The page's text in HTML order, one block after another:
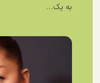
به یک...